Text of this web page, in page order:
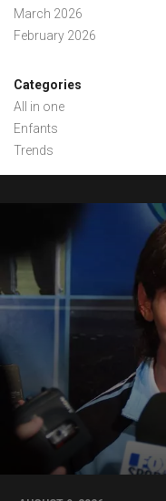
March 2026
February 2026
Categories
All in one
Enfants
Trends